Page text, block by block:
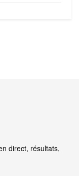
direct, résultats,